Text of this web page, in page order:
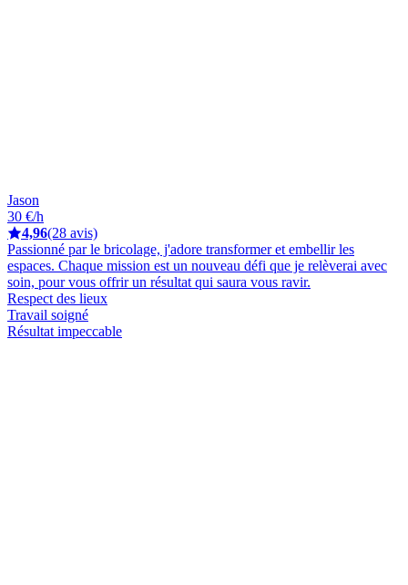
Jason
30 €/h
4,96(28 avis)
Passionné par le bricolage, j'adore transformer et embellir les
espaces. Chaque mission est un nouveau défi que je relèverai avec
soin, pour vous offrir un résultat qui saura vous ravir.
Respect des lieux
Travail soigné
Résultat impeccable